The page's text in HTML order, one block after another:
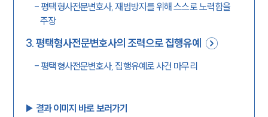
- 평택형사전문변호사, 재범방지를 위해 스스로 노력함을
주장
3.평택형사전문변호사의 조력으로 집행유예
- 평택형사전문변호사, 집행유예로 사건 마무리
▶︎ 결과 이미지 바로 보러가기